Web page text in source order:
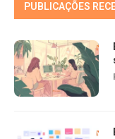
PUBLICAÇÕES